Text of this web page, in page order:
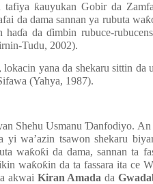
tafiya ƙauyukan Gobir da
da dama sannan ya rubuta waƙ
haɗa daɗimbin rubuce-
Tudu, 2002).
yana da shekaru sittin da
(Yahya, 1987).
Shehu UsmanuƊanfodiyo. An
yi wa’azin tsawon shekaru
waƙoƙi da dama, sannan ta
waƙoƙin da ta fassara ita ce
akwai Kiran Amada da